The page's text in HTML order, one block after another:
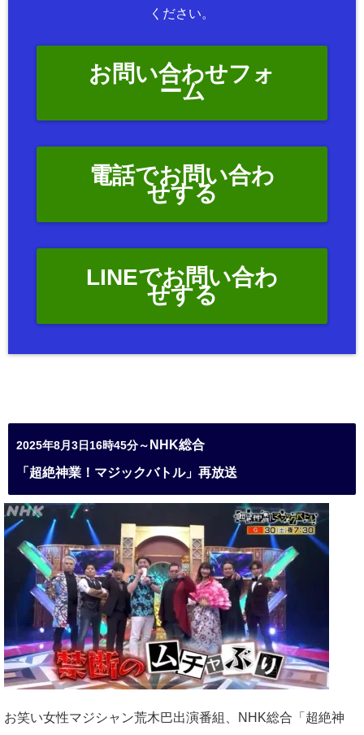
ください。
お問い合わせフォ
ーム
電話でお問い合わ
せする
LINEでお問い合わ
せする
2025年8月3日16時45分～ NHK総合
「超絶神業！マジックバトル」再放送
お笑い女性マジシャン荒木巴出演番組、
NHK総合「超絶神